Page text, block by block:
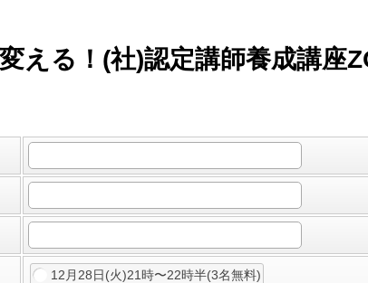
える！(社)認定講師養成講座
12月28日(火)21時〜22時半(3名無料)